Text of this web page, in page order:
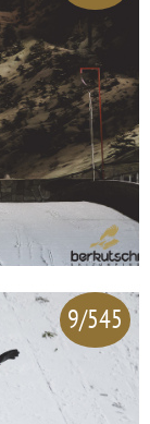
9/545